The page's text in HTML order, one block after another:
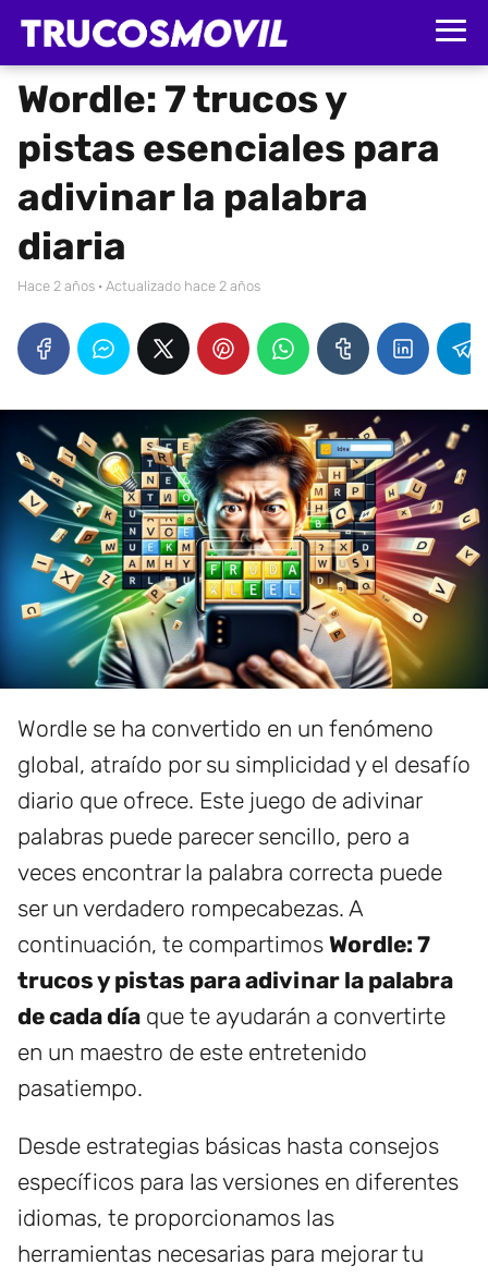
Wordle: 7 trucos y
pistas esenciales para
adivinar la palabra
diaria
hace 2 años · Actualizado hace 2 años
Wordle se ha convertido en un fenómeno
global, atraído por su simplicidad y el desafío
diario que ofrece. Este juego de adivinar
palabras puede parecer sencillo, pero a
veces encontrar la palabra correcta puede
ser un verdadero rompecabezas. A
continuación, te compartimos Wordle: 7
trucos y pistas para adivinar la palabra
de cada día que te ayudarán a convertirte
en un maestro de este entretenido
pasatiempo.
Desde estrategias básicas hasta consejos
específicos para las versiones en diferentes
idiomas, te proporcionamos las
herramientas necesarias para mejorar tu